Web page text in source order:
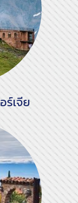
ร์เจีย